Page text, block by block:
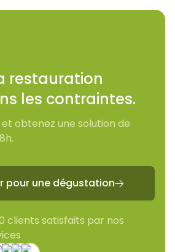
restauration
les contraintes.
obtenez une solution de
pour une dégustation
clients satisfaits par nos